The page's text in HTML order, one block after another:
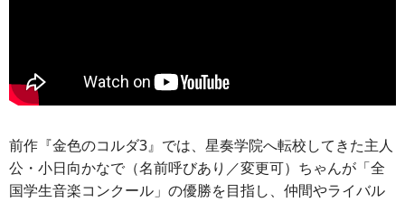
前作『金色のコルダ3』では、星奏学院へ転校してきた主人
公・小日向かなで（名前呼びあり／変更可）ちゃんが「全
国学生音楽コンクール」の優勝を目指し、仲間やライバル